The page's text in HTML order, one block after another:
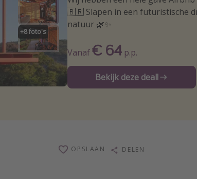
+8foto's
🇧🇷 Slapen in een futuristische
natuur 🌿✨
Vanaf€ 64 p.p.
Bekijk deze deal!
OPSLAAN DELEN